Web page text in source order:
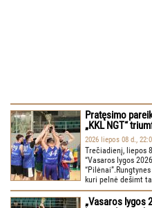
Pratęsimo
„KKL NGT“
2026 liepos 08 d.,
Trečiadienį, liepos
“Vasaros lygos
kuri pelnė dešimt
„Vasaros lygos